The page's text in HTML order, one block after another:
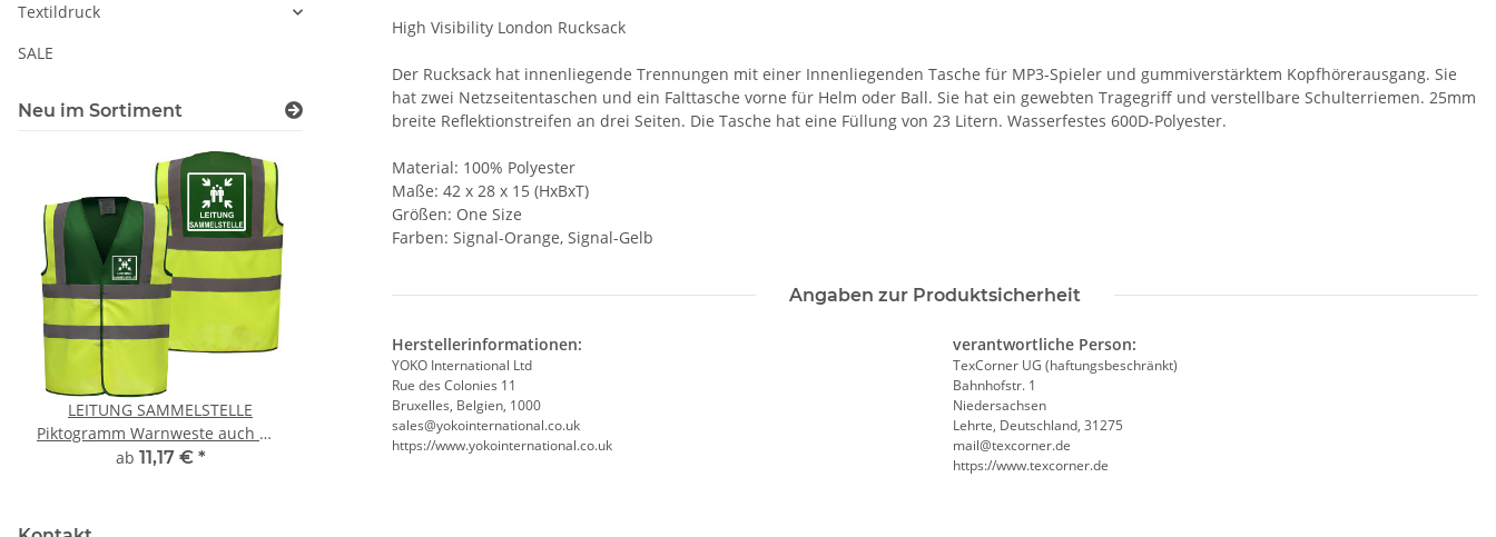
High Visibility London Rucksack
Der Rucksack hat innenliegende Trennungen mit einer Innenliegenden Tasche für MP3-Spieler und gummiverstärktem Kopfhörerausgang. Sie
hat zwei Netzseitentaschen und ein Falttasche vorne für Helm oder Ball. Sie hat ein gewebten Tragegriff und verstellbare Schulterriemen. 25mm
breite Reflektionstreifen an drei Seiten. Die Tasche hat eine Füllung von 23 Litern. Wasserfestes 600D-Polyester.
Material: 100% Polyester
Maße: 42 x 28 x 15 (HxBxT)
Größen: One Size
Farben: Signal-Orange, Signal-Gelb
Angaben zur Produktsicherheit
Herstellerinformationen:
YOKO International Ltd
Rue des Colonies 11
Bruxelles, Belgien, 1000
sales@yokointernational.co.uk
https://www.yokointernational.co.uk
verantwortliche Person:
TexCorner UG (haftungsbeschränkt)
Bahnhofstr. 1
Niedersachsen
Lehrte, Deutschland, 31275
mail@texcorner.de
https://www.texcorner.de
Textildruck
SALE
Neu im Sortiment
LEITUNG SAMMELSTELLE
Piktogramm Warnweste auch mit
vielen Taschen S-3XL
ab 11,17 € *
10x T-Shirt Herren weiß,
Premium B&C Inspire #190
Rundhals mit EINER
79,90 €
LEITUNG SAMMELSTELLE
Piktogramm Warnweste auch mit
vielen Taschen S-3XL
ab11,17 €